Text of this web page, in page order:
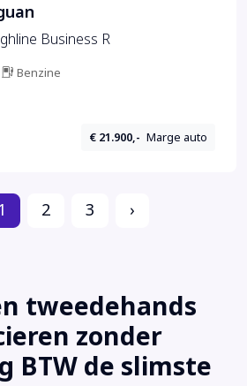
Business R
Benzine
€ 21.900,- Marge auto
1 2 3 ›
tweedehands
zonder
BTW de slimste